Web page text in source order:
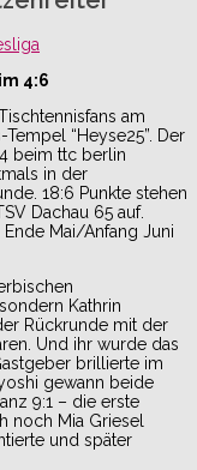
4:6
am
“Heyse25”. Der
beim ttc berlin
in der
18:6 Punkte stehen
Dachau 65 auf.
Mai/Anfang Juni
Kathrin
Rückrunde mit der
Und ihr wurde das
brillierte im
gewann beide
9:1 – die erste
noch Mia Griesel
und später